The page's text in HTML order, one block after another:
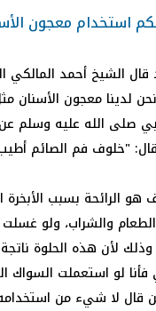
استخدام معجون
الشيخ أحمد المالكي
لدينا معجون الأسنان
صلى الله عليه وسلم
"خلوف فم الصائم
هو الرائحة بسبب
والشراب، ولو
وذلك لأن هذه الحلوة
فأنا لو استعملت السواك
لا شيء من